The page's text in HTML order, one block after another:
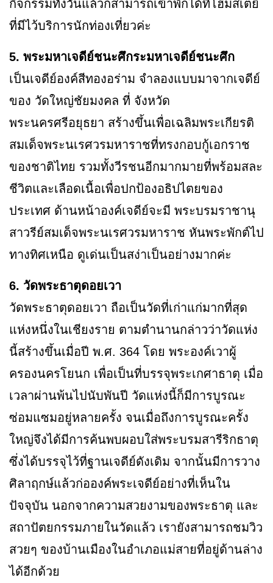
กิจกรรมทั้งวันแล้วก็สามารถเข้าพักได้ที่โฮมสเตย์
ที่มีไว้บริการนักท่องเที่ยวค่ะ
5. พระมหาเจดีย์ชนะศึกระมหาเจดีย์ชนะศึก
เป็นเจดีย์องค์สีทองอร่าม จำลองแบบมาจากเจดีย์
ของ วัดใหญ่ชัยมงคล ที่ จังหวัด
พระนครศรีอยุธยา สร้างขึ้นเพื่อเฉลิมพระเกียรติ
สมเด็จพระนเรศวรมหาราชที่ทรงกอบกู้เอกราช
ของชาติไทย รวมทั้งวีรชนอีกมากมายที่พร้อมสละ
ชีวิตและเลือดเนื้อเพื่อปกป้องอธิปไตยของ
ประเทศ ด้านหน้าองค์เจดีย์จะมี พระบรมราชานุ
สาวรีย์สมเด็จพระนเรศวรมหาราช หันพระพักต์ไป
ทางทิศเหนือ ดูเด่นเป็นสง่าเป็นอย่างมากค่ะ
6. วัดพระธาตุดอยเวา
วัดพระธาตุดอยเวา ถือเป็นวัดที่เก่าแก่มากที่สุด
แห่งหนึ่งในเชียงราย ตามตำนานกล่าวว่าวัดแห่ง
นี้สร้างขึ้นเมื่อปี พ.ศ. 364 โดย พระองค์เวาผู้
ครองนครโยนก เพื่อเป็นที่บรรจุพระเกศาธาตุ เมื่อ
เวลาผ่านพ้นไปนับพันปี วัดแห่งนี้ก็มีการบูรณะ
ซ่อมแซมอยู่หลายครั้ง จนเมื่อถึงการบูรณะครั้ง
ใหญ่จึงได้มีการค้นพบผอบใส่พระบรมสารีริกธาตุ
ซึ่งได้บรรจุไว้ที่ฐานเจดีย์ดังเดิม จากนั้นมีการวาง
ศิลาฤกษ์แล้วก่อองค์พระเจดีย์อย่างที่เห็นใน
ปัจจุบัน นอกจากความสวยงามของพระธาตุ และ
สถาปัตยกรรมภายในวัดแล้ว เรายังสามารถชมวิว
สวยๆ ของบ้านเมืองในอำเภอแม่สายที่อยู่ด้านล่าง
ได้อีกด้วย